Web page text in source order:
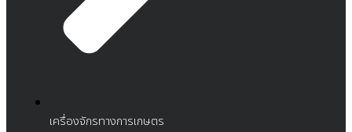
เครื่องจักรทางการเกษตร